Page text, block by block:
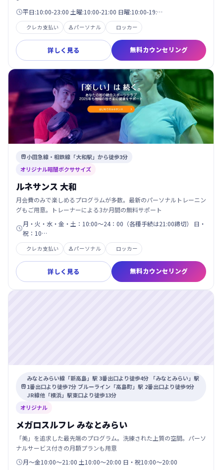
平日:10:00-23:00 土曜:10:00-21:00 日曜:10:00-19:…
クレカ支払い パーソナル ロッカー
詳しく見る 無料カウンセリング
小田急線・相鉄線「大和駅」から徒歩3分
オリジナル暗闇ボクササイズ
ルネサンス 大和
月会費のみで楽しめるプログラムが多数。最新のパーソナルトレーニン
グもご用意。トレーナーによる3か月間の無料サポート

月・火・水・金・土：10:00～24：00（各種手続は21:00締切） 日・
祝：10…
クレカ支払い パーソナル ロッカー
詳しく見る 無料カウンセリング

みなとみらい線「新高島」駅 3番出口より徒歩4分 「みなとみらい」駅
1番出口より徒歩7分 ブルーライン「高島町」駅 2番出口より徒歩9分
JR線他「横浜」駅東口より徒歩13分
オリジナル
メガロスルフレ みなとみらい
「美」を追求した最先端のプログラム。洗練された上質の空間。パーソ
ナルサービス付きの月額プランも用意
月〜金10:00〜21:00 土10:00〜20:00 日・祝10:00〜20:00